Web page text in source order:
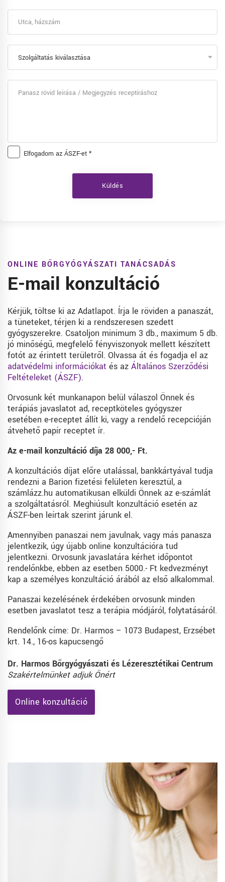
Szolgáltatás kiválasztása
Elfogadom az ÁSZF-et *
Küldés
ONLINE BŐRGYÓGYÁSZATI TANÁCSADÁS
E-mail konzultáció
Kérjük, töltse ki az Adatlapot. Írja le röviden a panaszát,
a tüneteket, térjen ki a rendszeresen szedett
gyógyszerekre. Csatoljon minimum 3 db., maximum 5 db.
jó minőségű, megfelelő fényviszonyok mellett készített
fotót az érintett területről. Olvassa át és fogadja el az
adatvédelmi információkat és az Általános Szerződési
Feltételeket (ÁSZF).
Orvosunk két munkanapon belül válaszol Önnek és
terápiás javaslatot ad, receptköteles gyógyszer
esetében e-receptet állít ki, vagy a rendelő recepcióján
átvehető papír receptet ír.
Az e-mail konzultáció díja 28 000,- Ft.
A konzultációs díjat előre utalással, bankkártyával tudja
rendezni a Barion fizetési felületen keresztül, a
számlázz.hu automatikusan elküldi Önnek az e-számlát
a szolgáltatásról. Meghiúsult konzultáció esetén az
ÁSZF-ben leírtak szerint járunk el.
Amennyiben panaszai nem javulnak, vagy más panasza
jelentkezik, úgy újabb online konzultációra tud
jelentkezni. Orvosunk javaslatára kérhet időpontot
rendelőnkbe, ebben az esetben 5000.- Ft kedvezményt
kap a személyes konzultáció árából az első alkalommal.
Panaszai kezelésének érdekében orvosunk minden
esetben javaslatot tesz a terápia módjáról, folytatásáról.
Rendelőnk címe: Dr. Harmos – 1073 Budapest, Erzsébet
krt. 14., 16-os kapucsengő
Dr. Harmos Bőrgyógyászati és Lézeresztétikai Centrum
Szakértelmünket adjuk Önért
Online konzultáció